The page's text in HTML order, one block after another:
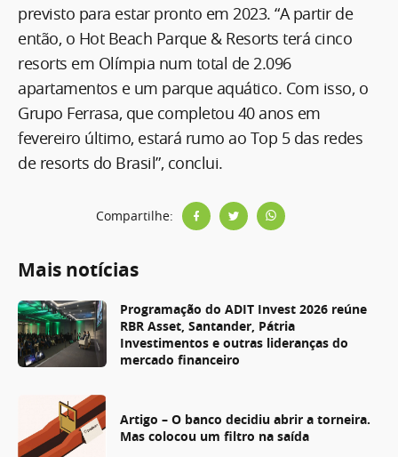
previsto para estar pronto em 2023. “A partir de
então, o Hot Beach Parque & Resorts terá cinco
resorts em Olímpia num total de 2.096
apartamentos e um parque aquático. Com isso, o
Grupo Ferrasa, que completou 40 anos em
fevereiro último, estará rumo ao Top 5 das redes
de resorts do Brasil”, conclui.
Compartilhe:
Mais notícias
Programação do ADIT Invest 2026 reúne
RBR Asset, Santander, Pátria
Investimentos e outras lideranças do
mercado financeiro
Artigo – O banco decidiu abrir a torneira.
Mas colocou um filtro na saída